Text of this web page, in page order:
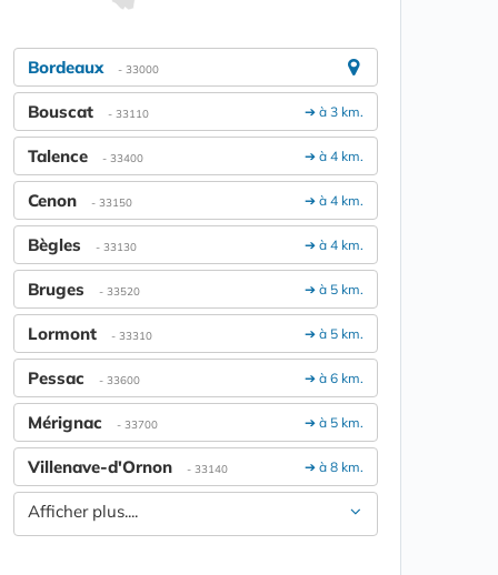
Bordeaux - 33000
➔ à 3 km.
Bouscat - 33110
➔ à 4 km.
Talence - 33400
➔ à 4 km.
Cenon - 33150
➔ à 4 km.
Bègles - 33130
➔ à 5 km.
Bruges - 33520
➔ à 5 km.
Lormont - 33310
➔ à 6 km.
Pessac - 33600
➔ à 5 km.
Mérignac - 33700
➔ à 8 km.
Villenave-d'Ornon - 33140
Afficher plus....